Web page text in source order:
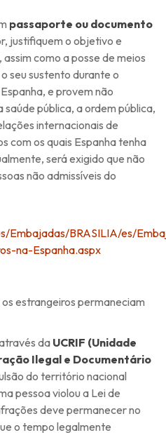
passaporte ou documento
justifiquem o objetivo e
, assim como a posse de meios
seu sustento durante o
e provem não
pública, a ordem pública,
internacionais de
com os quais Espanha tenha
será exigido que não
não admissíveis do
BRASILIA/es/
na-Espanha.aspx
estrangeiros permaneciam
da UCRIF (Unidade
Ilegal e Documentário
do território nacional
pessoa violou a Lei de
deve permanecer no
o tempo legalmente